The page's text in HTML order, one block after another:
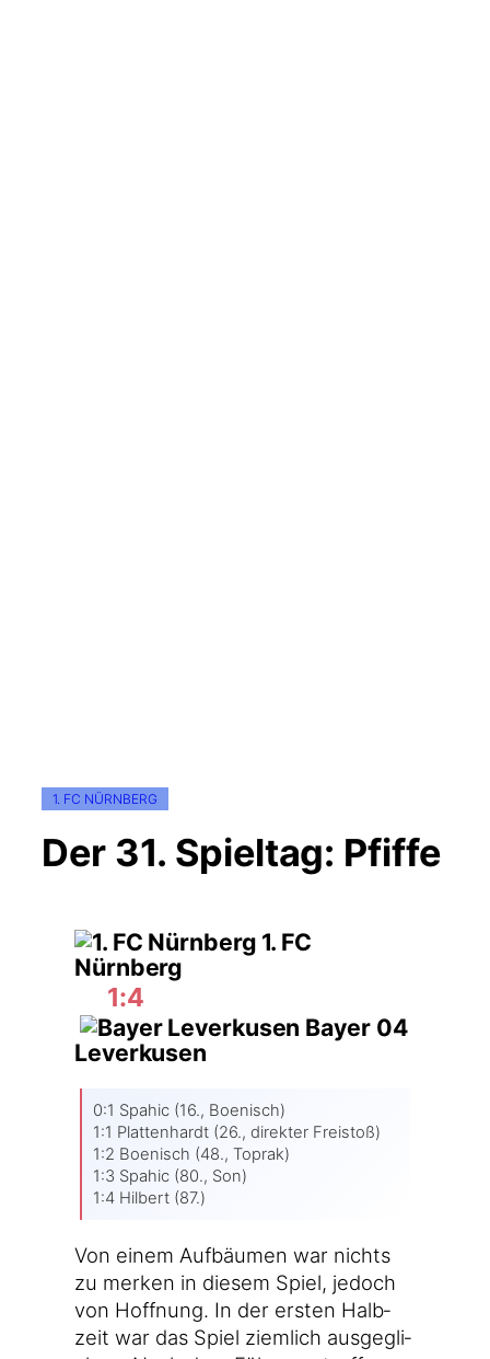
1. FC NÜRNBERG
Der 31. Spieltag: Pfiffe
1. FC
Nürnberg
1:4
Bayer 04
Leverkusen
0:1 Spa­hic (16., Boenisch)
1:1 Plat­ten­hardt (26., direk­ter Freistoß)
1:2 Boe­nisch (48., Toprak)
1:3 Spa­hic (80., Son)
1:4 Hil­bert (87.)
Von einem Auf­bäu­men war nichts
zu mer­ken in die­sem Spiel, jedoch
von Hoff­nung. In der ers­ten Halb­
zeit war das Spiel ziem­lich aus­ge­gli­